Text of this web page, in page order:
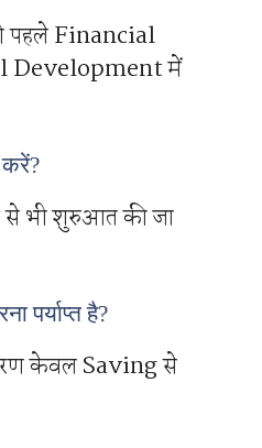
पहले Financial
Development में
से भी शुरुआत की जा
पर्याप्त है?
केवल Saving से